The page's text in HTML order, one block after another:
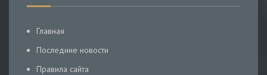
Главная
Последние новости
Правила сайта